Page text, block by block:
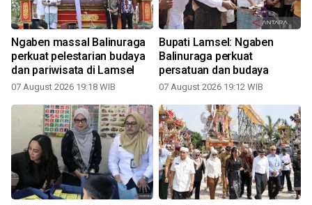
Ngaben massal Balinuraga
perkuat pelestarian budaya
dan pariwisata di Lamsel
07 August 2026 19:18 WIB
Bupati Lamsel: Ngaben
Balinuraga perkuat
persatuan dan budaya
07 August 2026 19:12 WIB